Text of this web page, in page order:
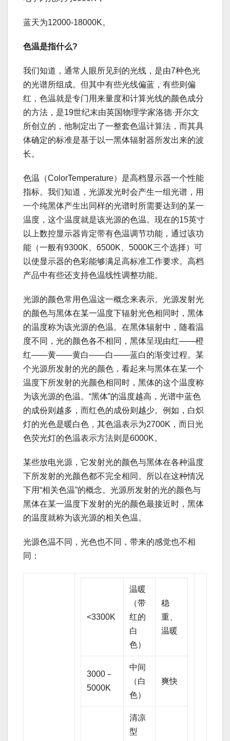
蓝天为12000-18000K。
色温是指什么?
我们知道，通常人眼所见到的光线，是由7种色光
的光谱所组成。但其中有些光线偏蓝，有些则偏
红，色温就是专门用来量度和计算光线的颜色成分
的方法，是19世纪末由英国物理学家洛德·开尔文
所创立的，他制定出了一整套色温计算法，而其具
体确定的标准是基于以一黑体辐射器所发出来的波
长。
色温（ColorTemperature）是高档显示器一个性能
指标。我们知道，光源发光时会产生一组光谱，用
一个纯黑体产生出同样的光谱时所需要达到的某一
温度，这个温度就是该光源的色温。现在的15英寸
以上数控显示器肯定带有色温调节功能，通过该功
能（一般有9300K、6500K、5000K三个选择）可
以使显示器的色彩能够满足高标准工作要求。高档
产品中有些还支持色温线性调整功能。
光源的颜色常用色温这一概念来表示。光源发射光
的颜色与黑体在某一温度下辐射光色相同时，黑体
的温度称为该光源的色温。在黑体辐射中，随着温
度不同，光的颜色各不相同，黑体呈现由红——橙
红——黄——黄白——白——蓝白的渐变过程。某
个光源所发射的光的颜色，看起来与黑体在某一个
温度下所发射的光颜色相同时，黑体的这个温度称
为该光源的色温。“黑体”的温度越高，光谱中蓝色
的成份则越多，而红色的成份则越少。例如，白炽
灯的光色是暖白色，其色温表示为2700K，而日光
色荧光灯的色温表示方法则是6000K。
某些放电光源，它发射光的颜色与黑体在各种温度
下所发射的光颜色都不完全相同。所以在这种情况
下用“相关色温”的概念。光源所发射的光的颜色与
黑体在某一温度下发射的光的颜色最接近时，黑体
的温度就称为该光源的相关色温。
光源色温不同，光色也不同，带来的感觉也不相
同：
<3300K
温暖
（带
红的
白
色）
稳
重、
温暖
3000－
5000K
中间
（白
色）
爽快
清凉
型